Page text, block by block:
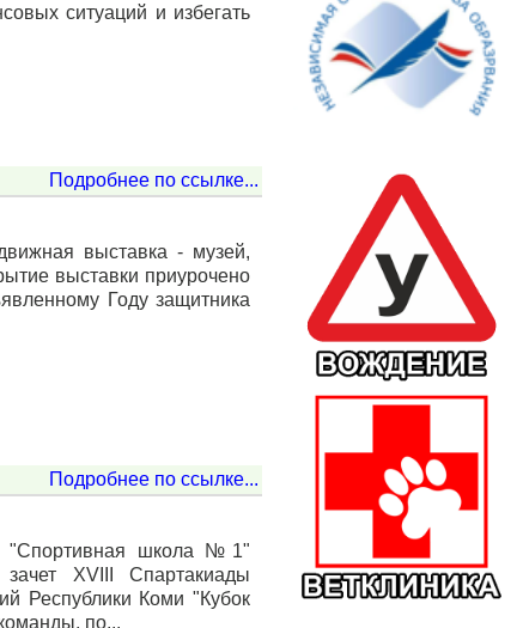
ситуаций и избегать
Подробнее по ссылке...
выставка - музей,
выставки приурочено
Году защитника
Подробнее по ссылке...
школа №1"
XVIII Спартакиады
Республики Коми "Кубок
по...